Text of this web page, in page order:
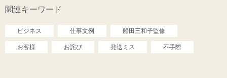
関連キーワード
ビジネス 仕事文例 船田三和子監修
お客様 お詫び 発送ミス 不手際